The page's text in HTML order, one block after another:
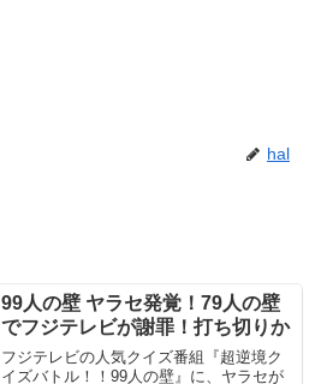
hal
99人の壁 ヤラセ発覚！79人の壁
でフジテレビが謝罪！打ち切りか
フジテレビの人気クイズ番組『超逆境ク
イズバトル！！99人の壁』に、ヤラセが